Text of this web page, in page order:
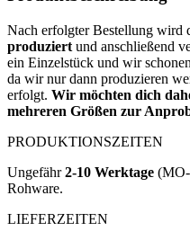
Nach erfolgter Bestellung wird
produziert und anschließend
ein Einzelstück und wir
da wir nur dann produzieren
erfolgt. Wir möchten dich
mehreren Größen zur
PRODUKTIONSZEITEN
Ungefähr2-10 Werktage
Rohware.
LIEFERZEITEN